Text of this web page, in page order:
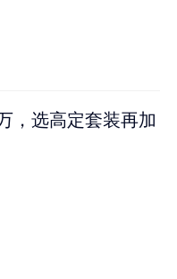
，选高定套装再加